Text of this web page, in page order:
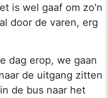
is wel gaaf om zo'n
door de varen, erg
dag erop, we gaan
de uitgang zitten
de bus naar het